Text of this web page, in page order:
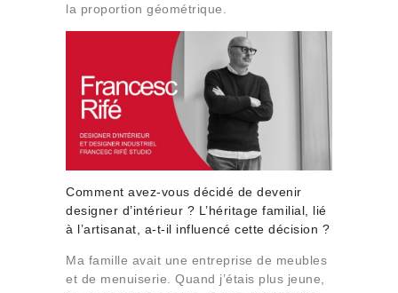
la proportion géométrique.
Comment avez-vous décidé de devenir
designer d’intérieur ? L’héritage familial, lié
à l’artisanat, a-t-il influencé cette décision ?
Ma famille avait une entreprise de meubles
et de menuiserie. Quand j’étais plus jeune,